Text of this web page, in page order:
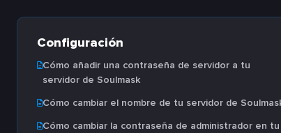
Configuración
Cómo añadir una contraseña de servidor a tu
servidor de Soulmask
Cómo cambiar el nombre de tu servidor de
Cómo cambiar la contraseña de administrador en tu